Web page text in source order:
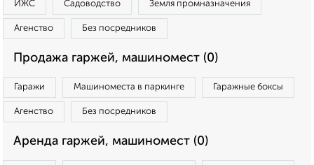
ИЖС Садоводство Земля промназначения
Агенство Без посредников
Продажа гаржей, машиномест (0)
Гаражи Машиноместа в паркинге Гаражные боксы
Агенство Без посредников
Аренда гаржей, машиномест (0)